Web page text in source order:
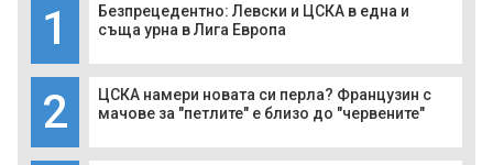
1
Безпрецедентно: Левски и ЦСКА в една и
съща урна в Лига Европа
2
ЦСКА намери новата си перла? Французин с
мачове за "петлите" е близо до "червените"